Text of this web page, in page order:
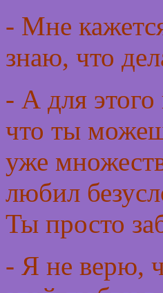
- Мне
знаю, что
- А для
что ты
уже
любил
Ты просто
- Я не верю,